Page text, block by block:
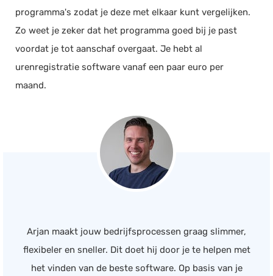
programma's zodat je deze met elkaar kunt vergelijken.
Zo weet je zeker dat het programma goed bij je past
voordat je tot aanschaf overgaat. Je hebt al
urenregistratie software vanaf een paar euro per
maand.
Arjan maakt jouw bedrijfsprocessen graag slimmer,
flexibeler en sneller. Dit doet hij door je te helpen met
het vinden van de beste software. Op basis van je